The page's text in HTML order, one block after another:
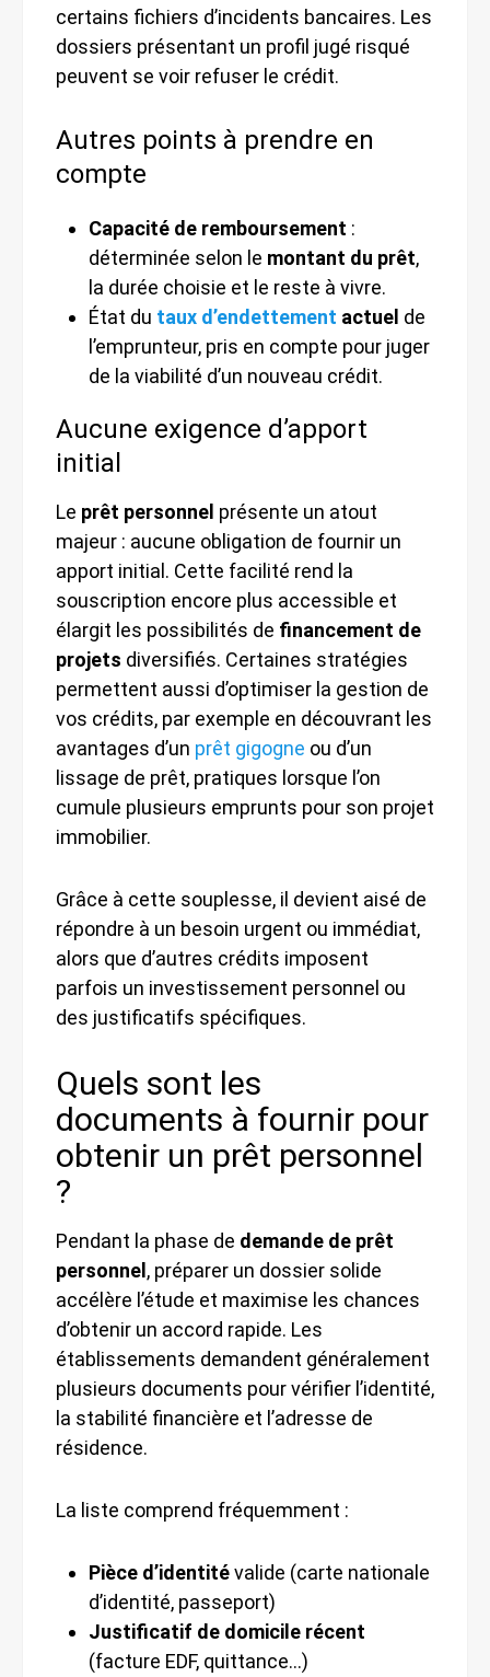
certains fichiers d’incidents bancaires. Les
dossiers présentant un profil jugé risqué
peuvent se voir refuser le crédit.
Autres points à prendre en
compte
Capacité de remboursement :
déterminée selon le montant du prêt,
la durée choisie et le reste à vivre.
État du taux d’endettement actuel de
l’emprunteur, pris en compte pour juger
de la viabilité d’un nouveau crédit.
Aucune exigence d’apport
initial
Le prêt personnel présente un atout
majeur : aucune obligation de fournir un
apport initial. Cette facilité rend la
souscription encore plus accessible et
élargit les possibilités de financement de
projets diversifiés. Certaines stratégies
permettent aussi d’optimiser la gestion de
vos crédits, par exemple en découvrant les
avantages d’un prêt gigogne ou d’un
lissage de prêt, pratiques lorsque l’on
cumule plusieurs emprunts pour son projet
immobilier.
Grâce à cette souplesse, il devient aisé de
répondre à un besoin urgent ou immédiat,
alors que d’autres crédits imposent
parfois un investissement personnel ou
des justificatifs spécifiques.
Quels sont les
documents à fournir pour
obtenir un prêt personnel
?
Pendant la phase de demande de prêt
personnel, préparer un dossier solide
accélère l’étude et maximise les chances
d’obtenir un accord rapide. Les
établissements demandent généralement
plusieurs documents pour vérifier l’identité,
la stabilité financière et l’adresse de
résidence.
La liste comprend fréquemment :
Pièce d’identitévalide (carte nationale
d’identité, passeport)
Justificatif de domicile récent
(facture EDF, quittance…)